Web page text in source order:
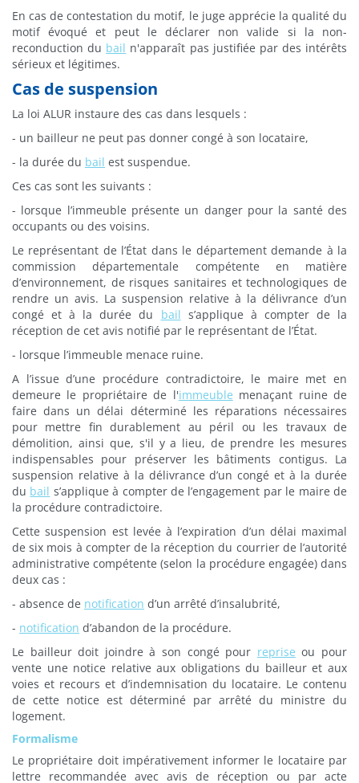
En cas de contestation du motif, le juge apprécie la qualité du
motif évoqué et peut le déclarer non valide si la non-
reconduction du bail n'apparaît pas justifiée par des intérêts
sérieux et légitimes.
Cas de suspension
La loi ALUR instaure des cas dans lesquels :
- un bailleur ne peut pas donner congé à son locataire,
- la durée du bail est suspendue.
Ces cas sont les suivants :
- lorsque l’immeuble présente un danger pour la santé des
occupants ou des voisins.
Le représentant de l’État dans le département demande à la
commission départementale compétente en matière
d’environnement, de risques sanitaires et technologiques de
rendre un avis. La suspension relative à la délivrance d’un
congé et à la durée du bail s’applique à compter de la
réception de cet avis notifié par le représentant de l’État.
- lorsque l’immeuble menace ruine.
A l’issue d’une procédure contradictoire, le maire met en
demeure le propriétaire de l'immeuble menaçant ruine de
faire dans un délai déterminé les réparations nécessaires
pour mettre fin durablement au péril ou les travaux de
démolition, ainsi que, s'il y a lieu, de prendre les mesures
indispensables pour préserver les bâtiments contigus. La
suspension relative à la délivrance d’un congé et à la durée
du bail s’applique à compter de l’engagement par le maire de
la procédure contradictoire.
Cette suspension est levée à l’expiration d’un délai maximal
de six mois à compter de la réception du courrier de l’autorité
administrative compétente (selon la procédure engagée) dans
deux cas :
- absence de notification d’un arrêté d’insalubrité,
- notification d’abandon de la procédure.
Le bailleur doit joindre à son congé pour reprise ou pour
vente une notice relative aux obligations du bailleur et aux
voies et recours et d’indemnisation du locataire. Le contenu
de cette notice est déterminé par arrêté du ministre du
logement.
Formalisme
Le propriétaire doit impérativement informer le locataire par
lettre recommandée avec avis de réception ou par acte